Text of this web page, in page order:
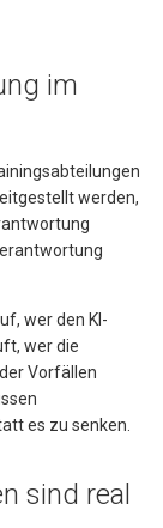
im
werden,
wer den KI-
wer die
Vorfällen
es zu senken.
sind real